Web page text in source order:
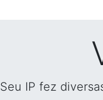
Seu IP fez